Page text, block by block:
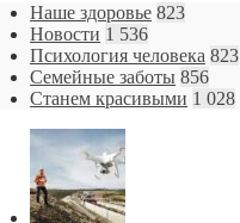
Наше здоровье 823
Новости 1 536
Психология человека 823
Семейные заботы 856
Станем красивыми 1 028